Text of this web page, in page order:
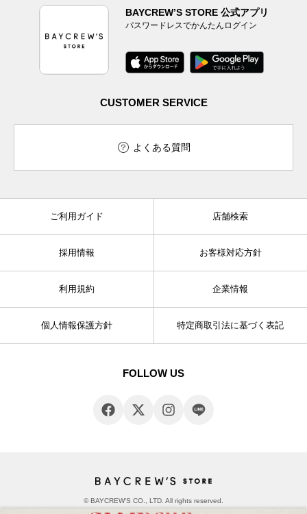
BAYCREW’S STORE 公式アプリ
パスワードレスでかんたんログイン
CUSTOMER SERVICE
よくある質問
ご利用ガイド 店舗検索
採用情報 お客様対応方針
利用規約 企業情報
個人情報保護方針 特定商取引法に基づく表記
FOLLOW US
© BAYCREW’S CO., LTD. All rights reserved.